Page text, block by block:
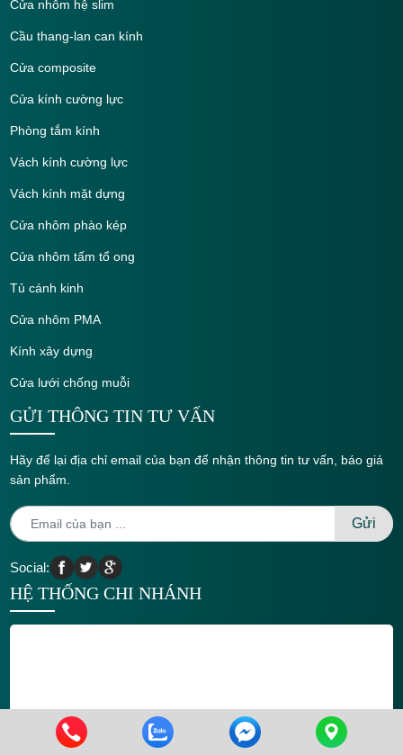
Cửa nhôm hệ slim
Cầu thang-lan can kính
Cửa composite
Cửa kính cường lực
Phòng tắm kính
Vách kính cường lực
Vách kính mặt dựng
Cửa nhôm phào kép
Cửa nhôm tấm tổ ong
Tủ cánh kinh
Cửa nhôm PMA
Kính xây dựng
Cửa lưới chống muỗi
GỬI THÔNG TIN TƯ VẤN
Hãy để lại địa chỉ email của bạn để nhận thông tin tư vấn, báo giá
sản phẩm.
Social:
HỆ THỐNG CHI NHÁNH
0973389994